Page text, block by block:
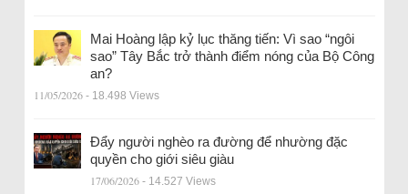
Mai Hoàng lập kỷ lục thăng tiến: Vì sao “ngôi
sao” Tây Bắc trở thành điểm nóng của Bộ Công
an?
11/05/2026 - 18.498 Views
Đẩy người nghèo ra đường để nhường đặc
quyền cho giới siêu giàu
17/06/2026 - 14.527 Views